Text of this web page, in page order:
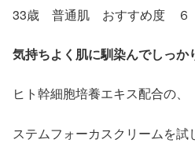
33歳 普通肌 おすすめ度 ６
気持ちよく肌に馴染んでしっか
ヒト幹細胞培養エキス配合の、
ステムフォーカスクリームを試